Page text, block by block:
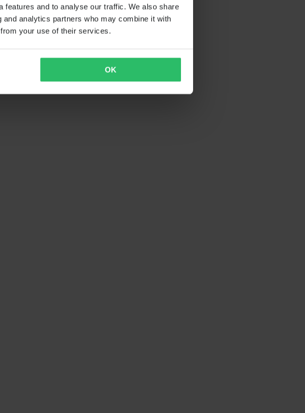
features and to analyse our traffic. We also share
analytics partners who may combine it with
your use of their services.
OK